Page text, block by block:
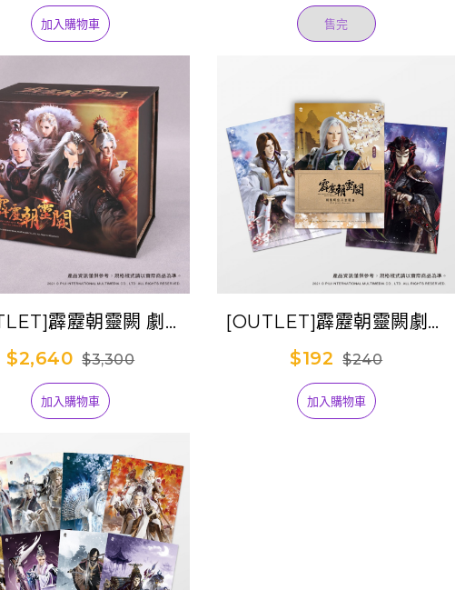
加入購物車 售完
霹靂朝靈闕 劇集
【全套1-30章】
$2,640 $3,300
加入購物車
[OUTLET]霹靂朝靈闕劇集
Postcard套組II
$192 $240
加入購物車